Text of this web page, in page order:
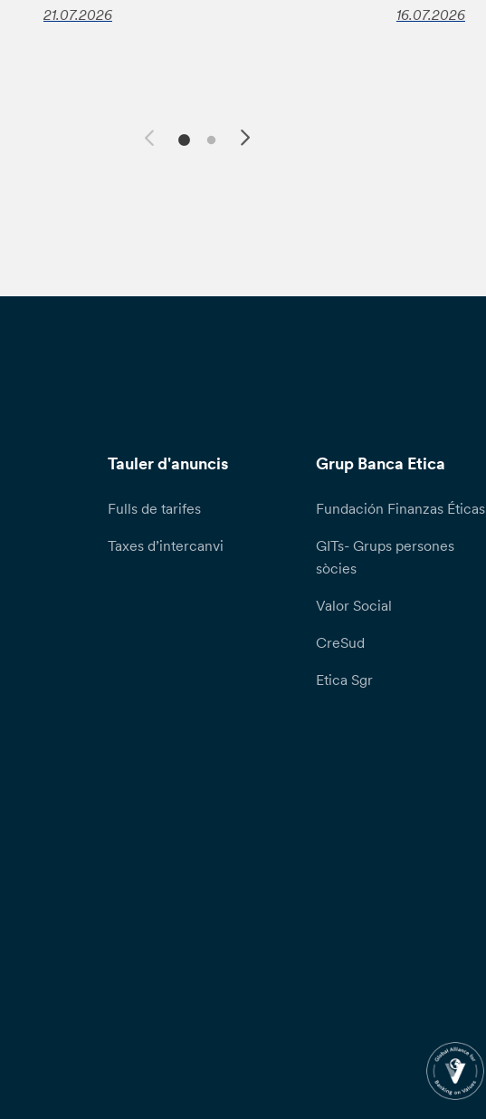
21.07.2026 16.07.2026
Tauler d'anuncis
Fulls de tarifes
Taxes d’intercanvi
Grup Banca Etica
Fundación Finanzas Éticas
GITs- Grups persones
sòcies
Valor Social
CreSud
Etica Sgr